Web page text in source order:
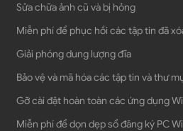
Sửa chữa ảnh cũ và bị hỏng
Miễn phí để phục hồi các tập tin đã
Giải phóng dung lượng đĩa
Bảo vệ và mã hóa các tập tin và thư
Gỡ cài đặt hoàn toàn các ứng dụng
Miễn phí để dọn dẹp sổ đăng ký PC